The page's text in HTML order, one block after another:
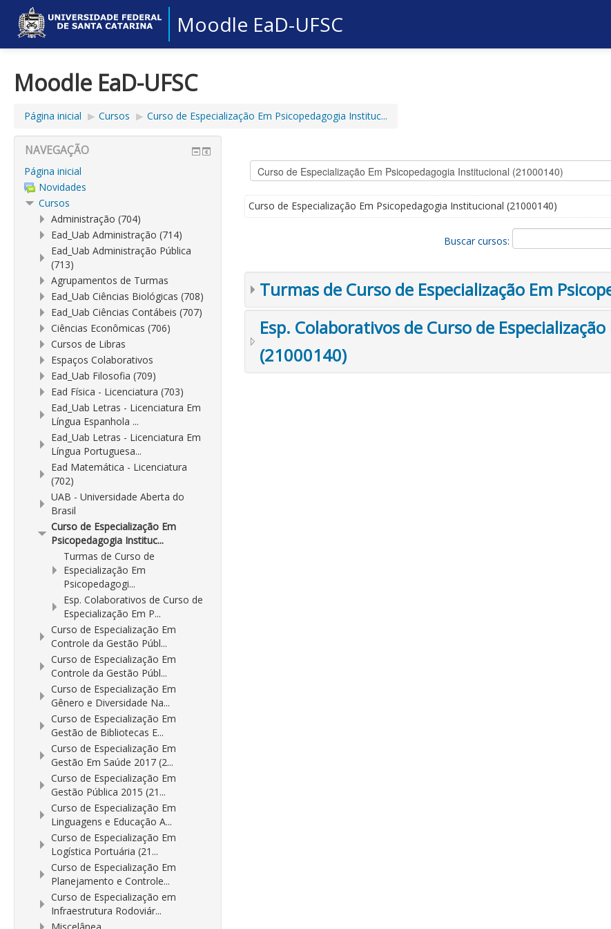
Moodle EaD-UFSC
Moodle EaD-UFSC
Página inicial ▶︎ Cursos ▶︎ Curso de Especialização Em Psicopedagogia Instituc...
Curso de Especialização Em Psicopedagogia Institucional (21000140)
Buscar cursos:
Turmas de Curso de Especialização Em
Esp. Colaborativos de Curso de
(21000140)
NAVEGAÇÃO
Página inicial
Novidades
Cursos
Administração (704)
Ead_Uab Administração (714)
Ead_Uab Administração Pública
(713)
Agrupamentos de Turmas
Ead_Uab Ciências Biológicas (708)
Ead_Uab Ciências Contábeis (707)
Ciências Econômicas (706)
Cursos de Libras
Espaços Colaborativos
Ead_Uab Filosofia (709)
Ead Física - Licenciatura (703)
Ead_Uab Letras - Licenciatura Em
Língua Espanhola ...
Ead_Uab Letras - Licenciatura Em
Língua Portuguesa...
Ead Matemática - Licenciatura
(702)
UAB - Universidade Aberta do
Brasil
Curso de Especialização Em
Psicopedagogia Instituc...
Turmas de Curso de
Especialização Em
Psicopedagogi...
Esp. Colaborativos de Curso de
Especialização Em P...
Curso de Especialização Em
Controle da Gestão Públ...
Curso de Especialização Em
Controle da Gestão Públ...
Curso de Especialização Em
Gênero e Diversidade Na...
Curso de Especialização Em
Gestão de Bibliotecas E...
Curso de Especialização Em
Gestão Em Saúde 2017 (2...
Curso de Especialização Em
Gestão Pública 2015 (21...
Curso de Especialização Em
Linguagens e Educação A...
Curso de Especialização Em
Logística Portuária (21...
Curso de Especialização Em
Planejamento e Controle...
Curso de Especialização em
Infraestrutura Rodoviár...